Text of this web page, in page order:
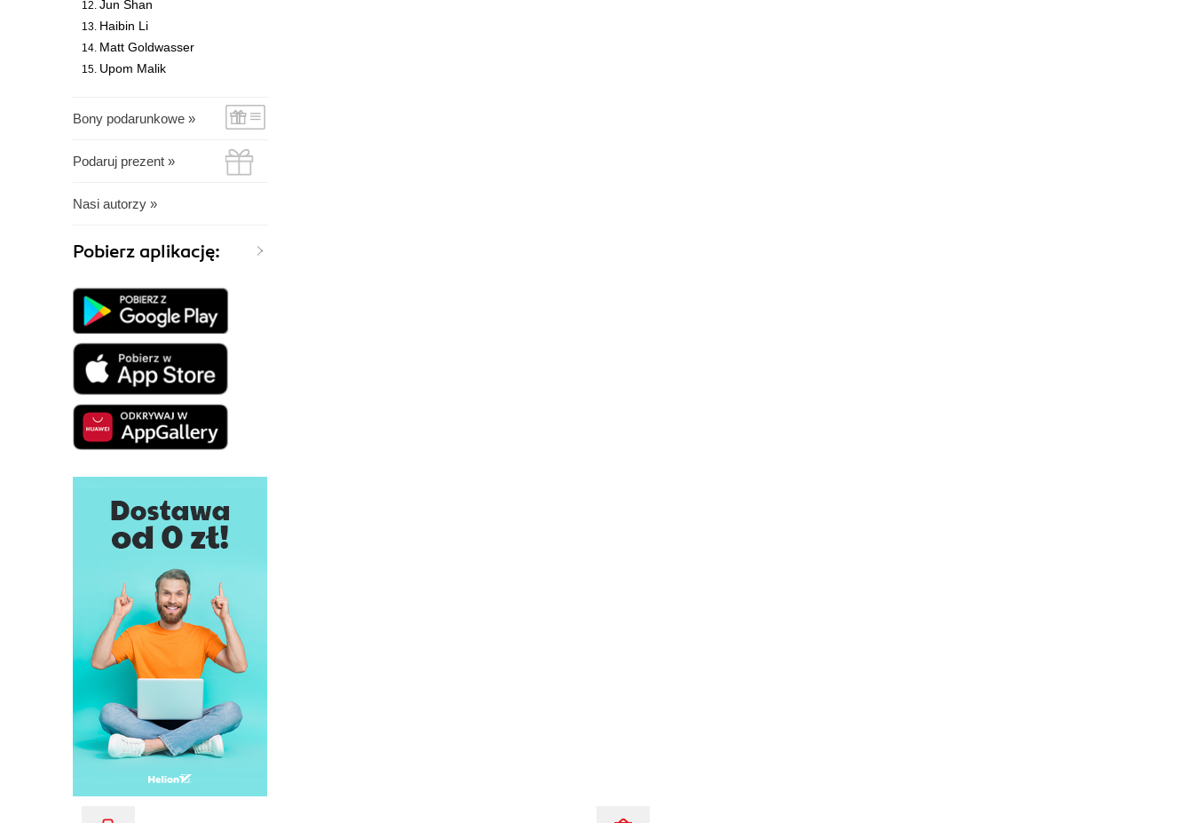
Jun Shan
Haibin Li
Matt Goldwasser
Upom Malik
Bony podarunkowe »
Podaruj prezent »
Nasi autorzy »
Pobierz aplikację: